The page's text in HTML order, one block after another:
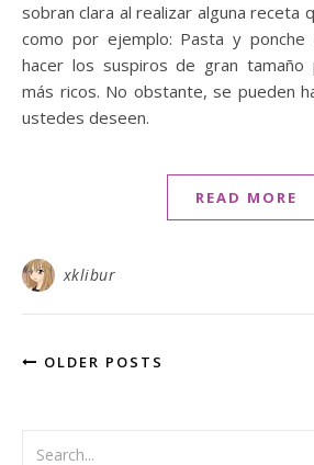
sobran clara al realizar alguna receta
como por ejemplo: Pasta y ponche
hacer los suspiros de gran tamaño
más ricos. No obstante, se pueden
ustedes deseen.
READ MORE
xklibur
OLDER POSTS